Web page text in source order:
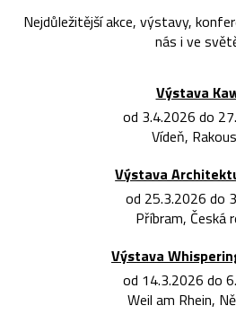
Nejdůležitější akce, výstavy,
nás i ve
Výstava
od 3.4.2026 do
Vídeň,
Výstava
od 25.3.2026 do
Příbram, Česká
Výstava
od 14.3.2026 do
Weil am Rhein,